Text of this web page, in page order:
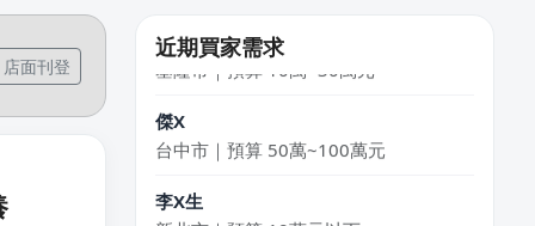
店面刊登
近期買家需求
基隆市｜預算 10萬~30萬元
傑X
台中市｜預算 50萬~100萬元
李X生
新北市｜預算 10萬元以下